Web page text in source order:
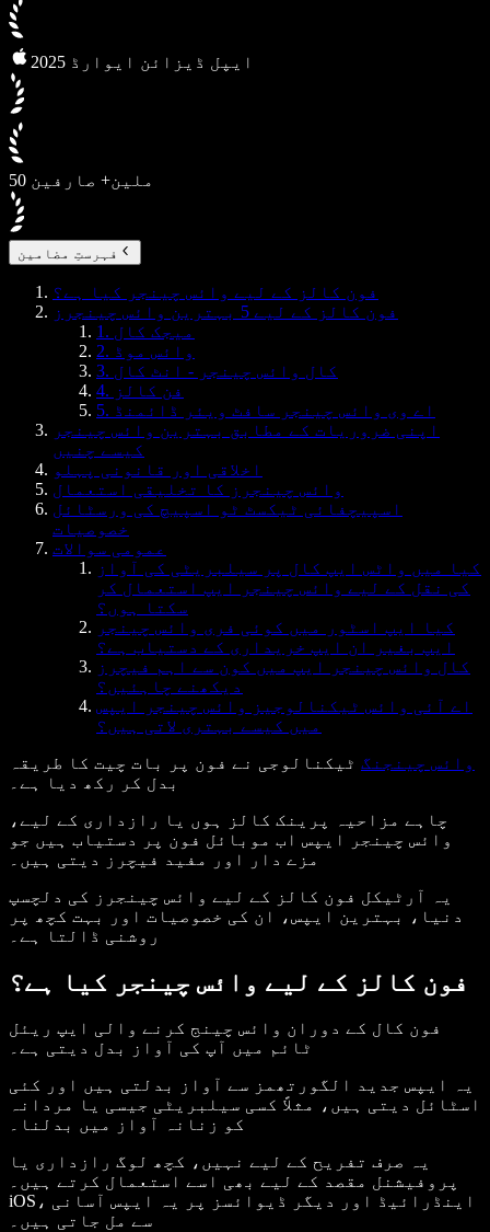
2025 ایپل ڈیزائن ایوارڈ
50 ملین+ صارفین
فہرستِ مضامین
فون کالز کے لیے وائس چینجر کیا ہے؟
فون کالز کے لیے 5 بہترین وائس چینجرز
1. میجک کال
2. وائس موڈ
3. کال وائس چینجر - انٹ کال
4. فن کالز
5. اے وی وائس چینجر سافٹ ویئر ڈائمنڈ
اپنی ضروریات کے مطابق بہترین وائس چینجر
کیسے چنیں
اخلاقی اور قانونی پہلو
وائس چینجرز کا تخلیقی استعمال
اسپیچفائی ٹیکسٹ ٹو اسپیچ کی ورسٹائل
خصوصیات
عمومی سوالات
کیا میں واٹس ایپ کال پر سیلبریٹی کی آواز
کی نقل کے لیے وائس چینجر ایپ استعمال کر
سکتا ہوں؟
کیا ایپ اسٹور میں کوئی فری وائس چینجر
ایپ بغیر ان ایپ خریداری کے دستیاب ہے؟
کال وائس چینجر ایپ میں کون سے اہم فیچرز
دیکھنے چاہئیں؟
اے آئی وائس ٹیکنالوجیز وائس چینجر ایپس
میں کیسے بہتری لاتی ہیں؟
وائس چینجنگ ٹیکنالوجی نے فون پر بات چیت کا طریقہ
بدل کر رکھ دیا ہے۔
چاہے مزاحیہ پرینک کالز ہوں یا رازداری کے لیے،
وائس چینجر ایپس اب موبائل فون پر دستیاب ہیں جو
مزے دار اور مفید فیچرز دیتی ہیں۔
یہ آرٹیکل فون کالز کے لیے وائس چینجرز کی دلچسپ
دنیا، بہترین ایپس، ان کی خصوصیات اور بہت کچھ پر
روشنی ڈالتا ہے۔
فون کالز کے لیے وائس چینجر کیا ہے؟
فون کال کے دوران وائس چینج کرنے والی ایپ ریئل
ٹائم میں آپ کی آواز بدل دیتی ہے۔
یہ ایپس جدید الگورتھمز سے آواز بدلتی ہیں اور کئی
اسٹائل دیتی ہیں، مثلاً کسی سیلبریٹی جیسی یا مردانہ
کو زنانہ آواز میں بدلنا۔
یہ صرف تفریح کے لیے نہیں، کچھ لوگ رازداری یا
پروفیشنل مقصد کے لیے بھی اسے استعمال کرتے ہیں۔
iOS، اینڈرائیڈ اور دیگر ڈیوائسز پر یہ ایپس آسانی
سے مل جاتی ہیں۔